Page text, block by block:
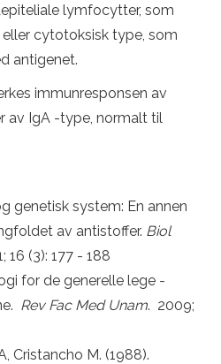
lymfocytter, som
cytotoksisk type, som
antigenet.
immunresponsen av
av IgA -type, normalt til
genetisk system: En annen
av antistoffer. Biol
16 (3): 177 - 188
for de generelle lege -
Rev Fac Med Unam. 2009;
Cristancho M. (1988).